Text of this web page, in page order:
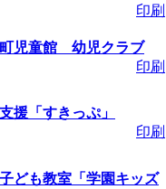
印刷
児童館 幼児クラブ
印刷
援「すきっぷ」
印刷
ども教室「学園キッズ